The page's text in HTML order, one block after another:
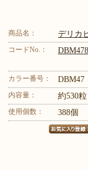
商品名： デリカ
コードNo.：
カラー番号： DBM47
内容量： 約530
使用個数： 388個